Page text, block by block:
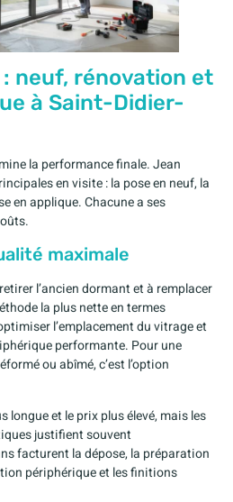
neuf, rénovation et
à Saint-Didier-
la performance finale. Jean
en visite : la pose en neuf, la
en applique. Chacune a ses
maximale
l’ancien dormant et à remplacer
la plus nette en termes
l’emplacement du vitrage et
performante. Pour une
ou abîmé, c’est l’option
longue et le prix plus élevé, mais les
justifient souvent
facturent la dépose, la préparation
périphérique et les finitions